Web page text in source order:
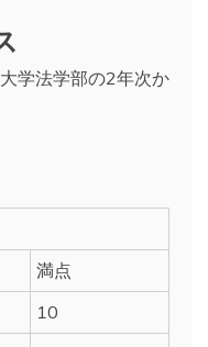
学法学部の2年次か
満点
10